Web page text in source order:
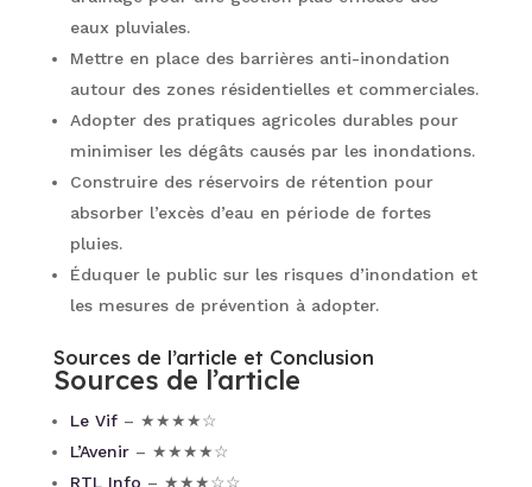
eaux pluviales.
Mettre en place des barrières anti-inondation
autour des zones résidentielles et commerciales.
Adopter des pratiques agricoles durables pour
minimiser les dégâts causés par les inondations.
Construire des réservoirs de rétention pour
absorber l’excès d’eau en période de fortes
pluies.
Éduquer le public sur les risques d’inondation et
les mesures de prévention à adopter.
Sources de l’article et Conclusion
Sources de l’article
Le Vif– ★★★★☆
L’Avenir– ★★★★☆
RTL Info – ★★★☆☆